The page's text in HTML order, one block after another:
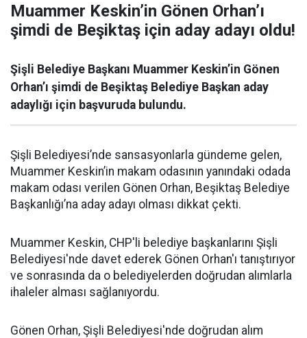
Muammer Keskin’in Gönen Orhan’ı
şimdi de Beşiktaş için aday adayı oldu!
Şişli Belediye Başkanı Muammer Keskin’in Gönen
Orhan’ı şimdi de Beşiktaş Belediye Başkan aday
adaylığı için başvuruda bulundu.
Şişli Belediyesi’nde sansasyonlarla gündeme gelen,
Muammer Keskin’in makam odasının yanındaki odada
makam odası verilen Gönen Orhan, Beşiktaş Belediye
Başkanlığı’na aday adayı olması dikkat çekti.
Muammer Keskin, CHP'li belediye başkanlarını Şişli
Belediyesi'nde davet ederek Gönen Orhan'ı tanıştırıyor
ve sonrasında da o belediyelerden doğrudan alımlarla
ihaleler alması sağlanıyordu.
Gönen Orhan, Şişli Belediyesi'nde doğrudan alım